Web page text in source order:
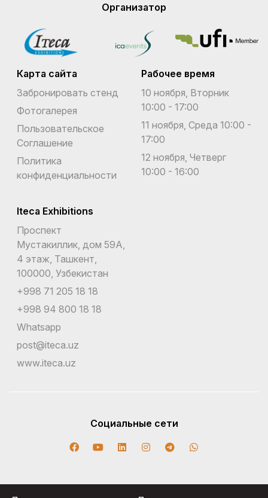
Организатор
Карта сайта
Забронировать стенд
Фотогалерея
Пользовательское
Соглашение
Политика
конфиденциальности
Рабочее время
10 ноября, Вторник
10:00 - 17:00
11 ноября, Среда 10:00 -
17:00
12 ноября, Четверг
10:00 - 16:00
Iteca Exhibitions
Проспект
Мустакиллик, дом 59А,
4 этаж, Ташкент,
100000, Узбекистан
+998 71 205 18 18
+998 94 800 18 18
Whatsapp
post@iteca.uz
www.iteca.uz
Социальные сети